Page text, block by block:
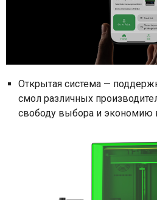
Открытая система —
смол различных
свободу выбора и экономию